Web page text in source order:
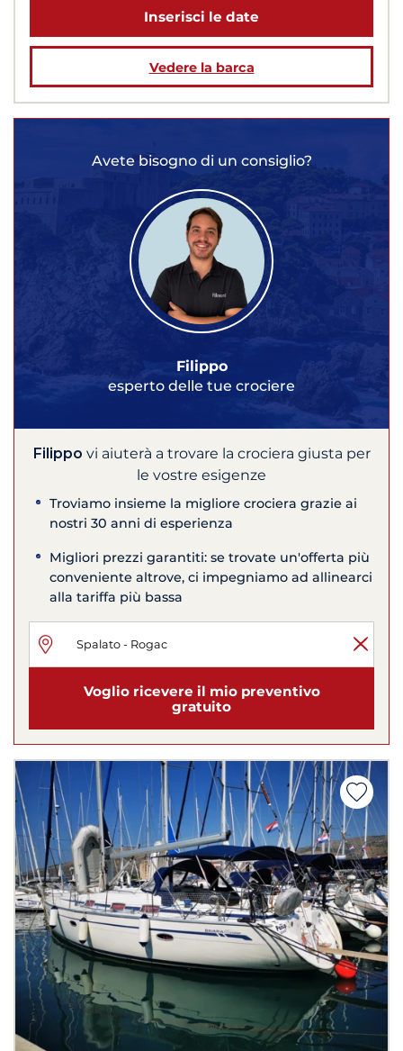
Inserisci le date
Vedere la barca
Avete bisogno di un consiglio?
Filippo
esperto delle tue crociere
Filippo vi aiuterà a trovare la crociera giusta per
le vostre esigenze
Troviamo insieme la migliore crociera grazie ai
nostri 30 anni di esperienza
Migliori prezzi garantiti: se trovate un'offerta più
conveniente altrove, ci impegniamo ad allinearci
alla tariffa più bassa
Voglio ricevere il mio preventivo
gratuito